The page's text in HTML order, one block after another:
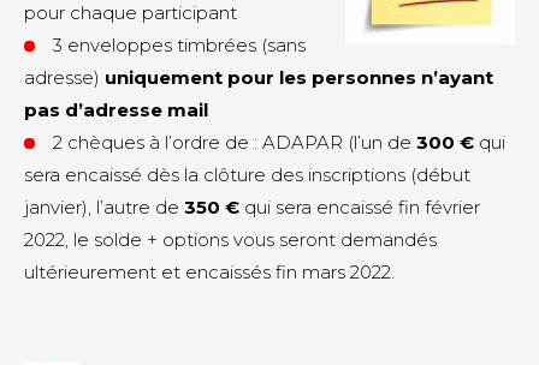
pour chaque participant
3 enveloppes timbrées (sans
adresse) uniquement pour les personnes n’ayant
pas d’adresse mail
2 chèques à l’ordre de : ADAPAR (l’un de 300 € qui
sera encaissé dès la clôture des inscriptions (début
janvier), l’autre de 350 € qui sera encaissé fin février
2022, le solde + options vous seront demandés
ultérieurement et encaissés fin mars 2022.